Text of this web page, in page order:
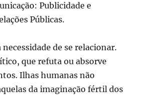
Publicidade e
Públicas.
de se relacionar.
que refuta ou absorve
Ilhas humanas não
da imaginação fértil dos